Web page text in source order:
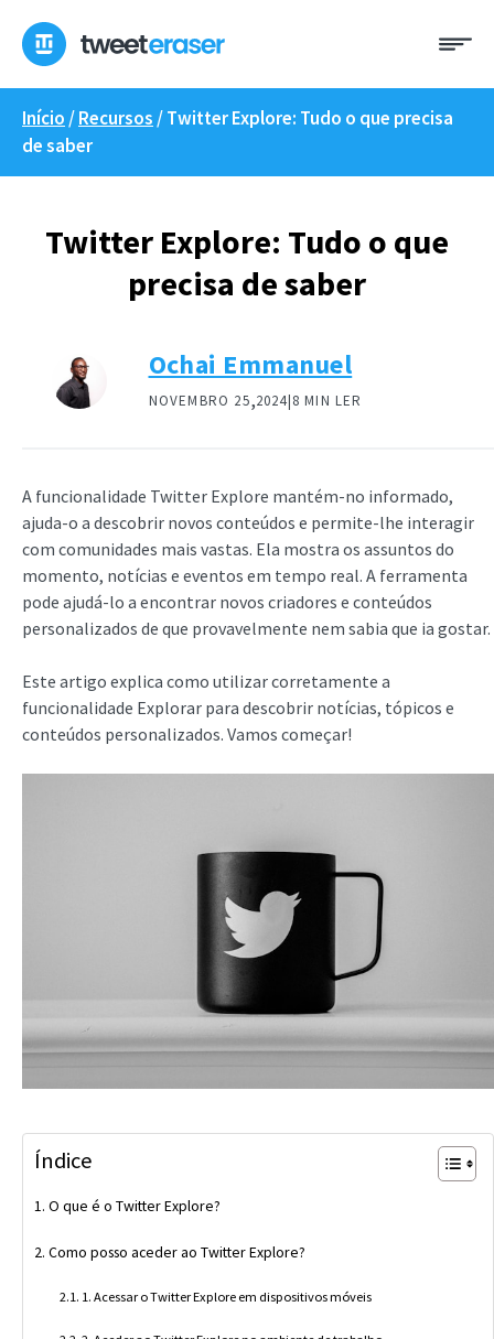
para
conteúdo
Início /Recursos /Twitter Explore: Tudo o que precisa
de saber
Twitter Explore: Tudo o que
precisa de saber
Ochai Emmanuel
NOVEMBRO 25,2024|8 MIN LER
A funcionalidade Twitter Explore mantém-no informado,
ajuda-o a descobrir novos conteúdos e permite-lhe interagir
com comunidades mais vastas. Ela mostra os assuntos do
momento, notícias e eventos em tempo real. A ferramenta
pode ajudá-lo a encontrar novos criadores e conteúdos
personalizados de que provavelmente nem sabia que ia gostar.
Este artigo explica como utilizar corretamente a
funcionalidade Explorar para descobrir notícias, tópicos e
conteúdos personalizados. Vamos começar!
Índice
O que é o Twitter Explore?
Como posso aceder ao Twitter Explore?
1. Acessar o Twitter Explore em dispositivos móveis